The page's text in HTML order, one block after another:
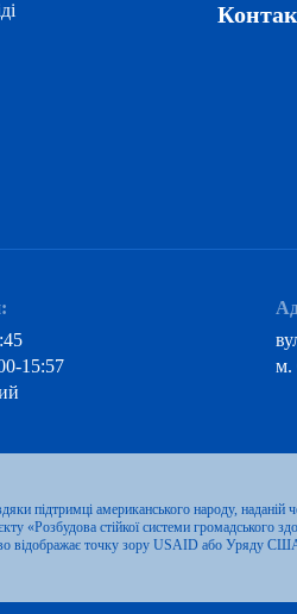
15:57
м.
підтримці американського народу,
«Розбудова стійкої системи громадського
відображає точку зору USAID або Уряду